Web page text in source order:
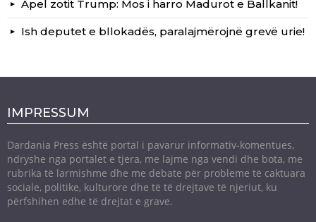
Apel zotit Trump: Mos i harro Madurot e Ballkanit!
Ish deputet e bllokadës, paralajmërojnë grevë urie!
IMPRESSUM
Dardania Press është portal i pavarur informativ-komentues,
ndryshe nga portalet e tjera, me lajme nga vendi dhe bota, me
rubrika të larmishme dhe me debate për probleme të caktuara
sociale, politike, kulturore dhe të të drejtave të njeriut, ku
përfshihen edhe të drejtat e grave.